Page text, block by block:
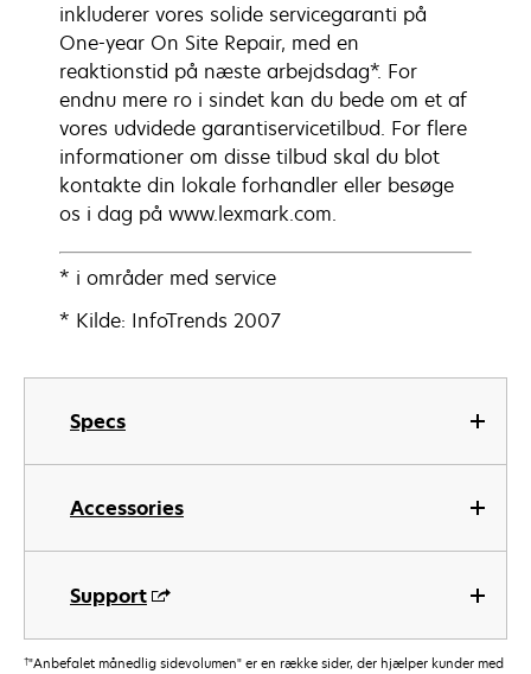
Specs
Accessories
Support
inkluderer vores solide servicegaranti på
One-year On Site Repair, med en
reaktionstid på næste arbejdsdag*. For
endnu mere ro i sindet kan du bede om et af
vores udvidede garantiservicetilbud. For flere
informationer om disse tilbud skal du blot
kontakte din lokale forhandler eller besøge
os i dag på www.lexmark.com.
* i områder med service
* Kilde: InfoTrends 2007
†"Anbefalet månedlig sidevolumen" er en række sider, der hjælper kunder med